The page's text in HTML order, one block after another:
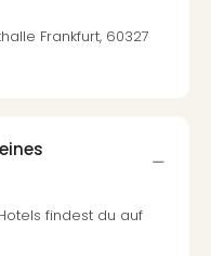
Frankfurt, 60327
findest du auf